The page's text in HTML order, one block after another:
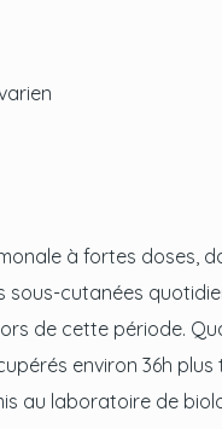
à fortes doses,
cutanées
de cette période.
environ 36h
au laboratoire de